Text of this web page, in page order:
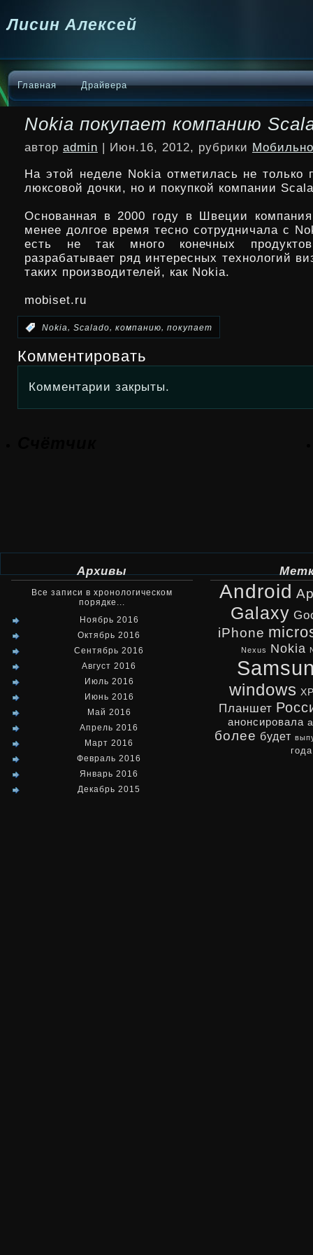
Лисин Алексей
Главная Драйвера
Nokia покупает компанию
автор admin | Июн.16, 2012, рубрики
На этой неделе Nokia отметилась не только
люксовой дочки, но и покупкой компании
Основанная в 2000 году в Швеции
менее долгое время тесно сотрудничала с
есть не так много конечных
разрабатывает ряд интересных технологий
таких производителей, как Nokia.
mobiset.ru
Nokia, Scalado, компанию, покупает
Комментировать
Комментарии закрыты.
Архивы
Все записи в хронологическом
порядке...
Ноябрь 2016
Октябрь 2016
Сентябрь 2016
Август 2016
Июль 2016
Июнь 2016
Май 2016
Апрель 2016
Март 2016
Февраль 2016
Январь 2016
Декабрь 2015
Android
Galaxy
iPhone
Nexus Nokia
windows
Планшет
анонсировала
более будет
года